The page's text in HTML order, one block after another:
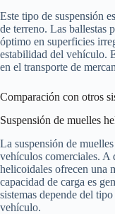
Este tipo de suspensión
de terreno. Las ballestas
óptimo en superficies
estabilidad del vehículo.
en el transporte de
Comparación con otros
Suspensión de muelles
La suspensión de
vehículos comerciales. A
helicoidales ofrecen una
capacidad de carga es
sistemas depende del
vehículo.